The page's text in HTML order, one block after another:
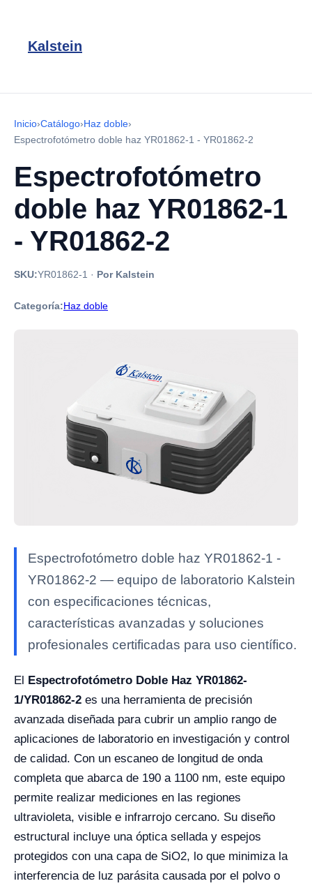
Kalstein
Inicio›Catálogo›Haz doble›
Espectrofotómetro doble haz YR01862-1 - YR01862-2
Espectrofotómetro
doble haz YR01862-1
- YR01862-2
SKU:YR01862-1 · Por Kalstein
Categoría:Haz doble
Espectrofotómetro doble haz YR01862-1 -
YR01862-2 — equipo de laboratorio Kalstein
con especificaciones técnicas,
características avanzadas y soluciones
profesionales certificadas para uso científico.
El Espectrofotómetro Doble Haz YR01862-
1/YR01862-2 es una herramienta de precisión
avanzada diseñada para cubrir un amplio rango de
aplicaciones de laboratorio en investigación y control
de calidad. Con un escaneo de longitud de onda
completa que abarca de 190 a 1100 nm, este equipo
permite realizar mediciones en las regiones
ultravioleta, visible e infrarrojo cercano. Su diseño
estructural incluye una óptica sellada y espejos
protegidos con una capa de SiO2, lo que minimiza la
interferencia de luz parásita causada por el polvo o